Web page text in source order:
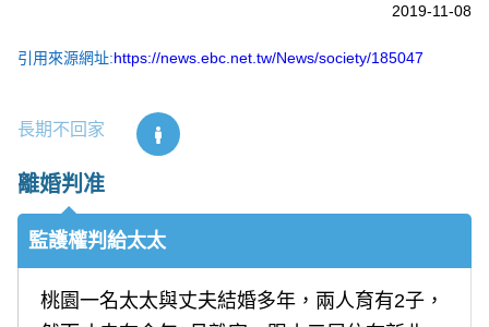
2019-11-08
引用來源網址:https://news.ebc.net.tw/News/society/185047
長期不回家
離婚判准
監護權判給太太
桃園一名太太與丈夫結婚多年，兩人育有2子，